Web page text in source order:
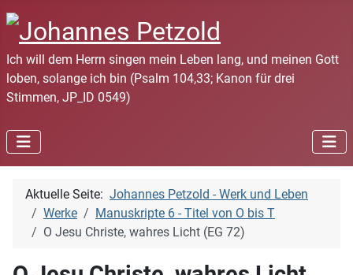
Ich will dem Herrn singen mein Leben lang, und meinen Gott
loben, solange ich bin (Psalm 104,33; Kanon für drei
Stimmen, JP_ID 0549)
Aktuelle Seite: Johannes Petzold - Werk und Leben
Werke
Manuskripte 6 - Titel von O bis T
O Jesu Christe, wahres Licht (EG 72)